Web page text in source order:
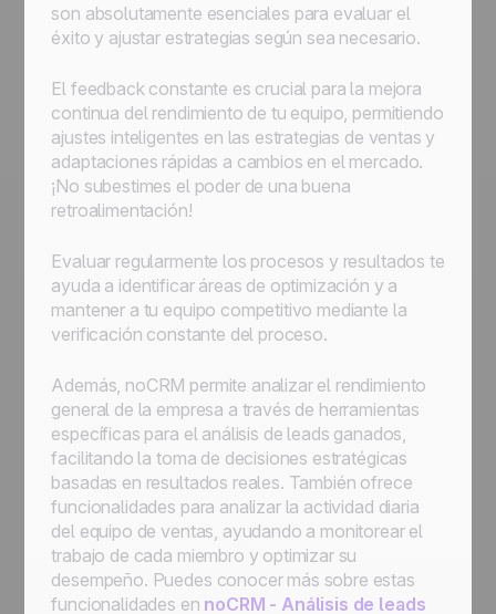
son absolutamente esenciales para evaluar el
éxito y ajustar estrategias según sea necesario.
El feedback constante es crucial para la mejora
continua del rendimiento de tu equipo, permitiendo
ajustes inteligentes en las estrategias de ventas y
adaptaciones rápidas a cambios en el mercado.
¡No subestimes el poder de una buena
retroalimentación!
Evaluar regularmente los procesos y resultados te
ayuda a identificar áreas de optimización y a
mantener a tu equipo competitivo mediante la
verificación constante del proceso.
Además, noCRM permite analizar el rendimiento
general de la empresa a través de herramientas
específicas para el análisis de leads ganados,
facilitando la toma de decisiones estratégicas
basadas en resultados reales. También ofrece
funcionalidades para analizar la actividad diaria
del equipo de ventas, ayudando a monitorear el
trabajo de cada miembro y optimizar su
desempeño. Puedes conocer más sobre estas
funcionalidades en noCRM - Análisis de leads